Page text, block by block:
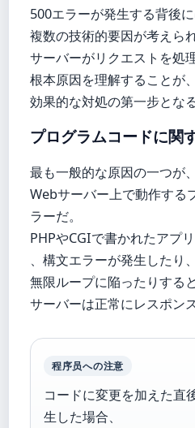
500エラーが発生する背後に
複数の技術的要因が考えられ
サーバーがリクエストを処
根本原因を理解することが、
効果的な対処の第一步となる
プログラムコードに関
最も一般的な原因の一つが、
Webサーバー上で動作する
ラーだ。
PHPやCGIで書かれたアプ
、構文エラーが発生したり、
無限ループに陥ったりすると
サーバーは正常にレスポン
程序员への注意
コードに変更を加えた直
生した場合、